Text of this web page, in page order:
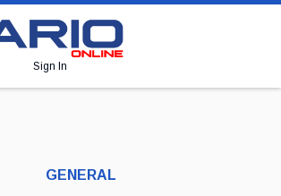
Sign In
GENERAL